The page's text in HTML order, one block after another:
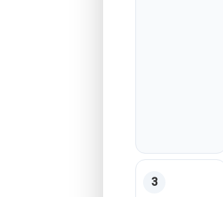
Montag, 03.
3